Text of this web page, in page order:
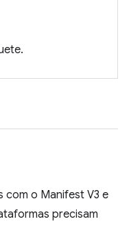
com o Manifest V3 e
precisam